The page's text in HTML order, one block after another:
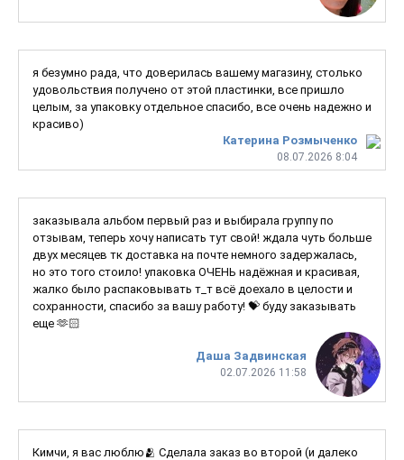
Катерина Розмыченко
08.07.2026 8:04
я безумно рада, что доверилась вашему магазину, столько
удовольствия получено от этой пластинки, все пришло
целым, за упаковку отдельное спасибо, все очень надежно и
красиво)
Даша Задвинская
02.07.2026 11:58
заказывала альбом первый раз и выбирала группу по
отзывам, теперь хочу написать тут свой! ждала чуть больше
двух месяцев тк доставка на почте немного задержалась,
но это того стоило! упаковка ОЧЕНЬ надёжная и красивая,
жалко было распаковывать т_т всё доехало в целости и
сохранности, спасибо за вашу работу! 💝 буду заказывать
еще 🫶🏻
Кимчи, я вас люблю🫂 Сделала заказ во второй (и далеко